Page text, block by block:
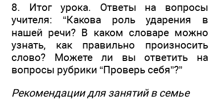
8. Итог урока. Ответы на вопросы
учителя: “Какова роль ударения в
нашей речи? В каком словаре можно
узнать, как правильно произносить
слово? Можете ли вы ответить на
вопросы рубрики “Проверь себя”?”
Рекомендации для занятий в семье